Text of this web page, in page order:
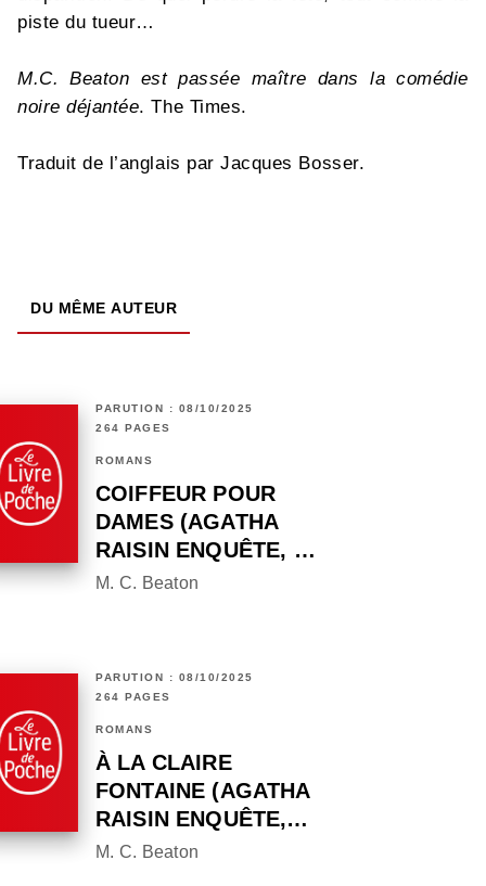
piste du tueur…
M.C. Beaton est passée maître dans la comédie
noire déjantée. The Times.
Traduit de l’anglais par Jacques Bosser.
DU MÊME AUTEUR
PARUTION : 08/10/2025
264 PAGES
ROMANS
COIFFEUR POUR
DAMES (AGATHA
RAISIN ENQUÊTE, …
M. C. Beaton
PARUTION : 08/10/2025
264 PAGES
ROMANS
À LA CLAIRE
FONTAINE (AGATHA
RAISIN ENQUÊTE,…
M. C. Beaton